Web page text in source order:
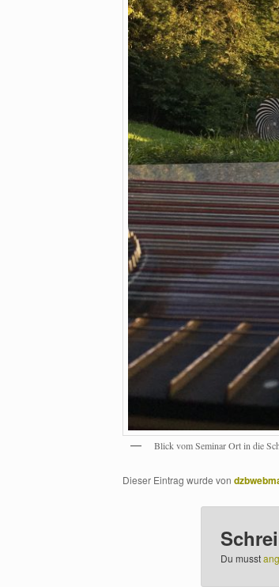
Blick vom Seminar Ort in die
Dieser Eintrag wurde von
Du musst